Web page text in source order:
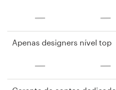
Apenas designers nível top